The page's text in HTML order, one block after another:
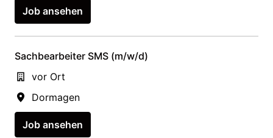
Job ansehen
Sachbearbeiter SMS (m/w/d)
vor Ort
Dormagen
Job ansehen